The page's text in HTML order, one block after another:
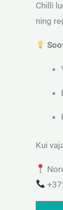
Chilli
ning
Kui